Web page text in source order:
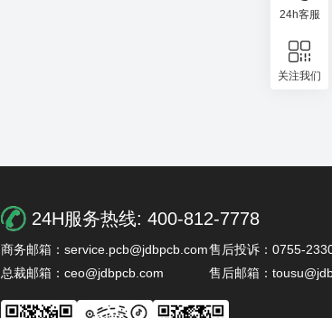
24H服务热线: 400-812-7778
商务邮箱：service.pcb@jdbpcb.com售后投诉：0755-
总裁邮箱：ceo@jdbpcb.com
售后邮箱：
24h客服
关注我们